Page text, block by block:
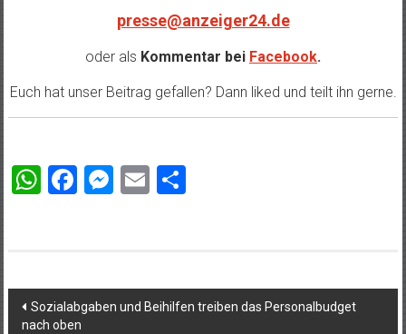
presse@anzeiger24.de
oder als Kommentar bei Facebook.
Euch hat unser Beitrag gefallen? Dann liked und teilt ihn gerne.
WhatsApp
Facebook
Messenger
EmailTeilen
Beitragsnavigation
Sozialabgaben und Beihilfen treiben das Personalbudget
nach oben